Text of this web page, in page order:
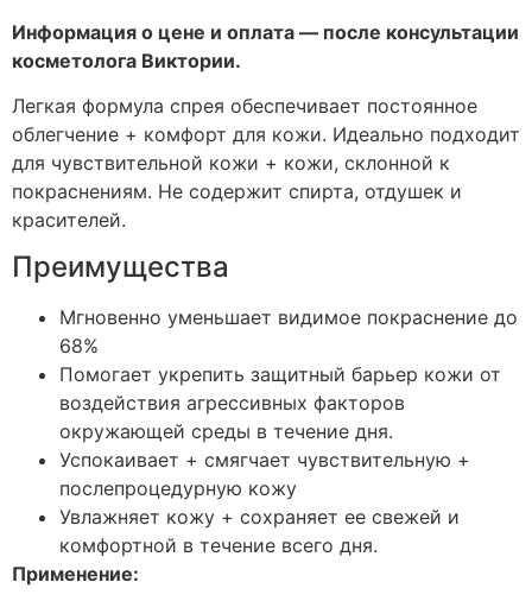
Информация о цене и оплата — после консультации
косметолога Виктории.
Легкая формула спрея обеспечивает постоянное
облегчение + комфорт для кожи. Идеально подходит
для чувствительной кожи + кожи, склонной к
покраснениям. Не содержит спирта, отдушек и
красителей.
Преимущества
Мгновенно уменьшает видимое покраснение до
68%
Помогает укрепить защитный барьер кожи от
воздействия агрессивных факторов
окружающей среды в течение дня.
Успокаивает + смягчает чувствительную +
послепроцедурную кожу
Увлажняет кожу + сохраняет ее свежей и
комфортной в течение всего дня.
Применение: